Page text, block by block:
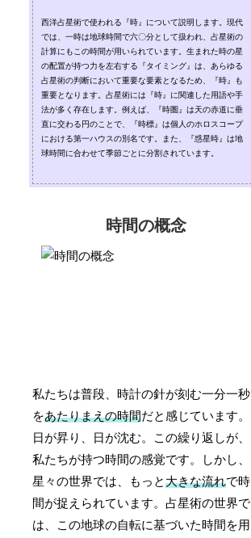
西洋占星術で使われる『時』について説明します。現代
では、一時は地球時間で六〇分として扱われ、占星術の
計算にもこの時間が用いられています。生まれた時の星
の配置が持つ力を左右する『タイミング』は、あらゆる
占星術の判断において重要な要素となるため、『時』も
重要となります。占星術には『時』に関連した用語や手
法が多く存在します。例えば、『時圏』は天の赤道に垂
直に交わる円のことで、『時標』は個人のホロスコープ
における第一ハウスの別名です。また、『惑星時』は地
球時間に合わせて季節ごとに分割されています。
時間の概念
私たちは普段、時計の針が刻む一分一秒
をあたりまえの時間だと感じています。
日が昇り、日が沈む。この繰り返しが、
私たちが持つ時間の感覚です。しかし、
星々の世界では、もっと大きな流れで時
間が捉えられています。占星術の世界で
は、この地球の自転に基づいた時間を用